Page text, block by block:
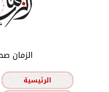
الزمان
الرئيسية